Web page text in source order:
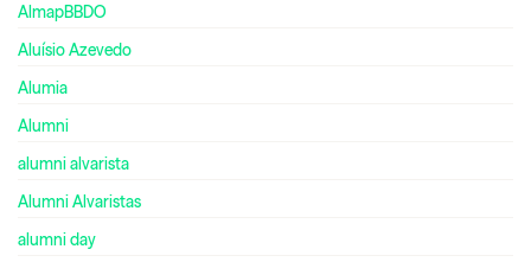
AlmapBBDO
Aluísio Azevedo
Alumia
Alumni
alumni alvarista
Alumni Alvaristas
alumni day